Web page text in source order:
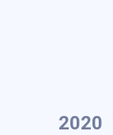
2020